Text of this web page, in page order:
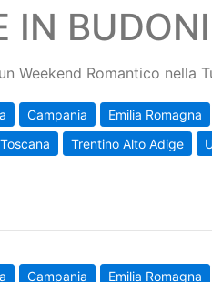
IN BUDONI
Weekend Romantico nella
Campania Emilia Romagna
Toscana Trentino Alto Adige
Campania Emilia Romagna